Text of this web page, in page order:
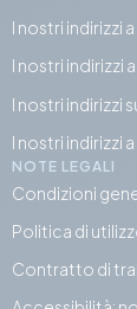
I nostri indirizzi a
I nostri indirizzi
I nostri indirizzi
I nostri indirizzi
NOTE LEGALI
Condizioni
Politica di
Contratto di